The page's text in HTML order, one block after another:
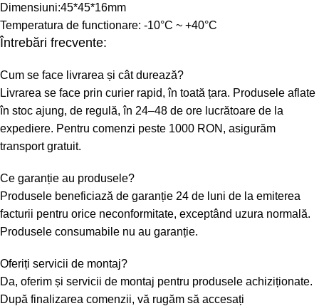
Dimensiuni:45*45*16mm
Temperatura de functionare: -10°C ~ +40°C
Întrebări frecvente:
Cum se face livrarea și cât durează?
Livrarea se face prin curier rapid, în toată țara. Produsele aflate
în stoc ajung, de regulă, în 24–48 de ore lucrătoare de la
expediere. Pentru comenzi peste 1000 RON, asigurăm
transport gratuit.
Ce garanție au produsele?
Produsele beneficiază de garanție 24 de luni de la emiterea
facturii pentru orice neconformitate, exceptând uzura normală.
Produsele consumabile nu au garanție.
Oferiți servicii de montaj?
Da, oferim și servicii de montaj pentru produsele achiziționate.
După finalizarea comenzii, vă rugăm să accesați